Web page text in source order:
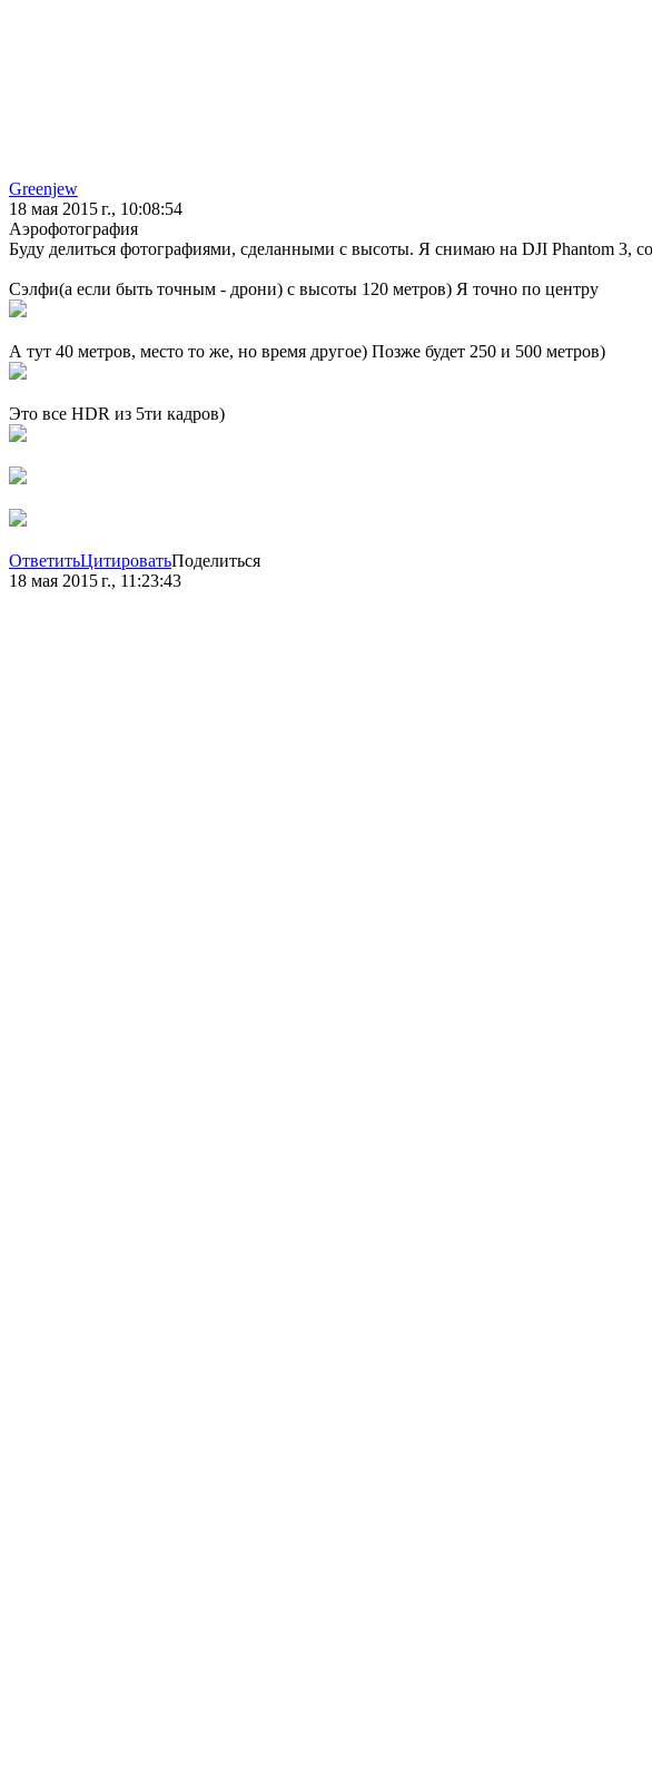
Greenjew
18 мая 2015 г., 10:08:54
Аэрофотография
Буду делиться фотографиями, сделанными с высоты. Я снимаю на DJI Phantom 3,
Сэлфи(а если быть точным - дрони) с высоты 120 метров) Я точно по центру
А тут 40 метров, место то же, но время другое) Позже будет 250 и 500 метров)
Это все HDR из 5ти кадров)
ОтветитьЦитироватьПоделиться
18 мая 2015 г., 11:23:43